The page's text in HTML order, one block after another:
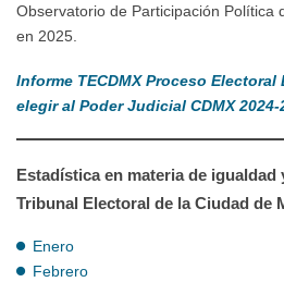
Observatorio de Participación Política
en 2025.
Informe TECDMX Proceso
elegir al Poder Judicial CDMX 2024-
Estadística en materia de igualdad
Tribunal Electoral de la Ciudad de
Enero
Febrero